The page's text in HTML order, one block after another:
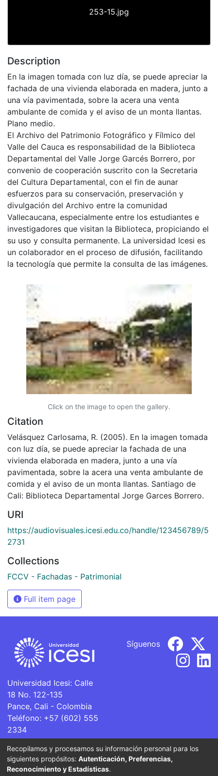
253-15.jpg
Description
En la imagen tomada con luz día, se puede apreciar la
fachada de una vivienda elaborada en madera, junto a
una vía pavimentada, sobre la acera una venta
ambulante de comida y el aviso de un monta llantas.
Plano medio.
El Archivo del Patrimonio Fotográfico y Fílmico del
Valle del Cauca es responsabilidad de la Biblioteca
Departamental del Valle Jorge Garcés Borrero, por
convenio de cooperación suscrito con la Secretaria
del Cultura Departamental, con el fin de aunar
esfuerzos para su conservación, preservación y
divulgación del Archivo entre la comunidad
Vallecaucana, especialmente entre los estudiantes e
investigadores que visitan la Biblioteca, propiciando el
su uso y consulta permanente. La universidad Icesi es
un colaborador en el proceso de difusión, facilitando
la tecnología que permite la consulta de las imágenes.
Click on the image to open the gallery.
Citation
Velásquez Carlosama, R. (2005). En la imagen tomada
con luz día, se puede apreciar la fachada de una
vivienda elaborada en madera, junto a una vía
pavimentada, sobre la acera una venta ambulante de
comida y el aviso de un monta llantas. Santiago de
Cali: Biblioteca Departamental Jorge Garces Borrero.
URI
https://audiovisuales.icesi.edu.co/handle/123456789/5
2731
Collections
FCCV - Fachadas - Patrimonial
Full item page
Universidad Icesi: Calle
18 No. 122-135
Pance, Cali - Colombia
Teléfono: +57 (602) 555
2334
ventanillaunica@icesi.edu.co
Síguenos
La Universidad Icesi es una Institución de Educación
Recopilamos y procesamos su información personal para los
siguientes propósitos: Autenticación, Preferencias,
Reconocimiento y Estadísticas.